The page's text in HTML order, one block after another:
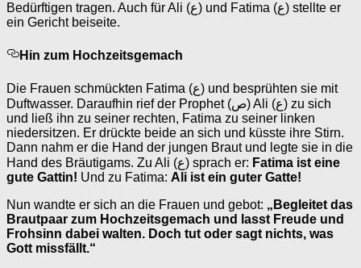
Bedürftigen tragen. Auch für Ali (ع) und Fatima (ع) stellte er
ein Gericht beiseite.
Hin zum Hochzeitsgemach
Die Frauen schmückten Fatima (ع) und besprühten sie mit
Duftwasser. Daraufhin rief der Prophet (ص) Ali (ع) zu sich
und ließ ihn zu seiner rechten, Fatima zu seiner linken
niedersitzen. Er drückte beide an sich und küsste ihre Stirn.
Dann nahm er die Hand der jungen Braut und legte sie in die
Hand des Bräutigams. Zu Ali (ع) sprach er: Fatima ist eine
gute Gattin! Und zu Fatima: Ali ist ein guter Gatte!
Nun wandte er sich an die Frauen und gebot: „Begleitet das
Brautpaar zum Hochzeitsgemach und lasst Freude und
Frohsinn dabei walten. Doch tut oder sagt nichts, was
Gott missfällt.“